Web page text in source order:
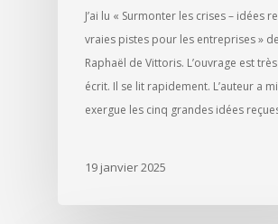
J’ai lu « Surmonter les crises – idées
vraies pistes pour les entreprises » de
Raphaël de Vittoris. L’ouvrage est
écrit. Il se lit rapidement. L’auteur a
exergue les cinq grandes idées
19 janvier 2025